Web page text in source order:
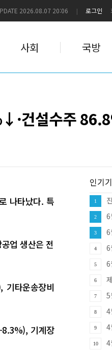
2026.08.07 20:06 로그인
사회 국방
건설수주
나타났다. 특
업 생산은 전
기타운송장비
8.3%), 기계장
인기
1
2
3
4
6
5
6
6
7 5
8
4
9 4
10 4